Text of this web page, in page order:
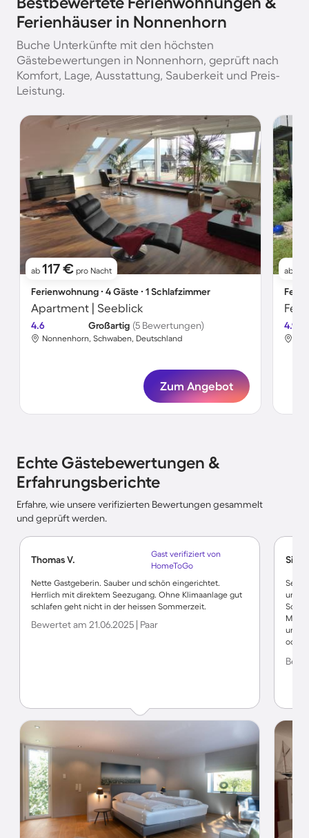
Ferienhäuser in Nonnenhorn
Buche Unterkünfte mit den höchsten
Gästebewertungen in Nonnenhorn, geprüft nach
Komfort, Lage, Ausstattung, Sauberkeit und Preis-
Leistung.
ab 117 € pro Nacht
Ferienwohnung ∙ 4 Gäste ∙ 1 Schlafzimmer
Apartment | Seeblick
4.6 Großartig (5 Bewertungen)
Nonnenhorn, Schwaben, Deutschland
Zum Angebot
ab
4.9
Echte Gästebewertungen &
Erfahrungsberichte
Erfahre, wie unsere verifizierten Bewertungen gesammelt
und geprüft werden.
Thomas V.
Gast verifiziert von
HomeToGo
Nette Gastgeberin. Sauber und schön eingerichtet.
Herrlich mit direktem Seezugang. Ohne Klimaanlage gut
schlafen geht nicht in der heissen Sommerzeit.
Bewertet am 21.06.2025 | Paar
Silvi
Sehr
und
oder